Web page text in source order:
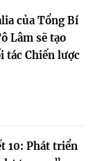
của Tổng Bí
Lâm sẽ tạo
tác Chiến lược
10: Phát triển